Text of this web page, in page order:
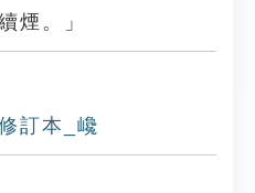
煙。」
訂本_巉